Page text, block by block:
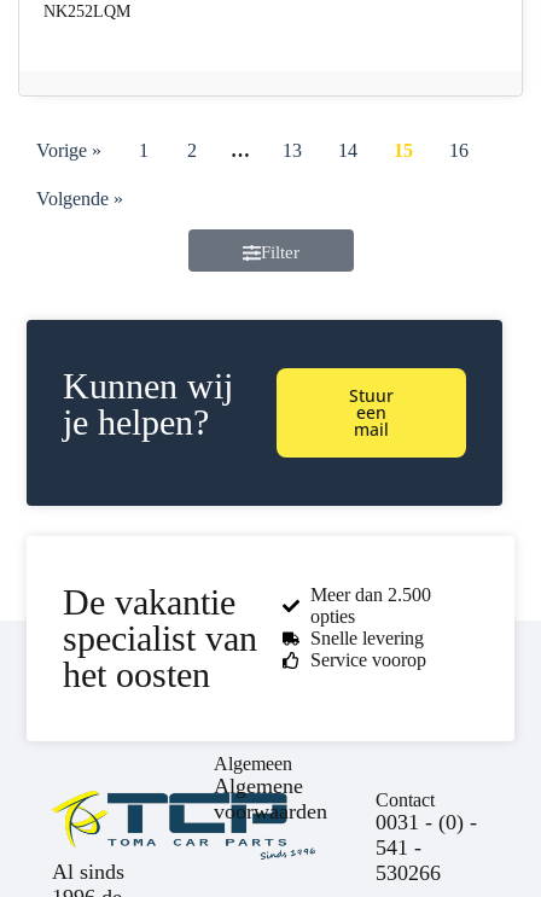
NK252LQM
Vorige » 1 2 … 13 14 15 16
Volgende »
Filter
Kunnen wij
je helpen?
Stuur
een
mail
De vakantie
specialist van
het oosten
Meer dan 2.500
opties
Snelle levering
Service voorop
Al sinds
Algemeen
Algemene
voorwaarden
Contact
0031 - (0) -
541 -
530266